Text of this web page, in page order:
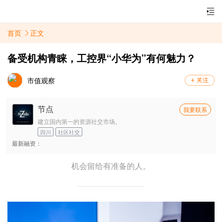
首页 正文
备受机构青睐，工控界“小华为”有何魅力？
市值观察
节点
我要联系
建立国内第一的资源社交市场。
四川 社区社交
最新融资：
机会留给有准备的人。